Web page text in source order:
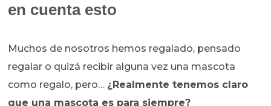
en cuenta esto
Muchos de nosotros hemos regalado, pensado
regalar o quizá recibir alguna vez una mascota
como regalo, pero… ¿Realmente tenemos claro
que una mascota es para siempre?